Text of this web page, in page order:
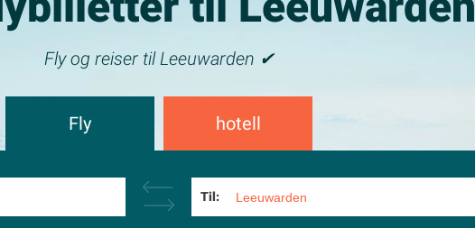
Fly og reiser til Leeuwarden ✔
Fly hotell
Til: